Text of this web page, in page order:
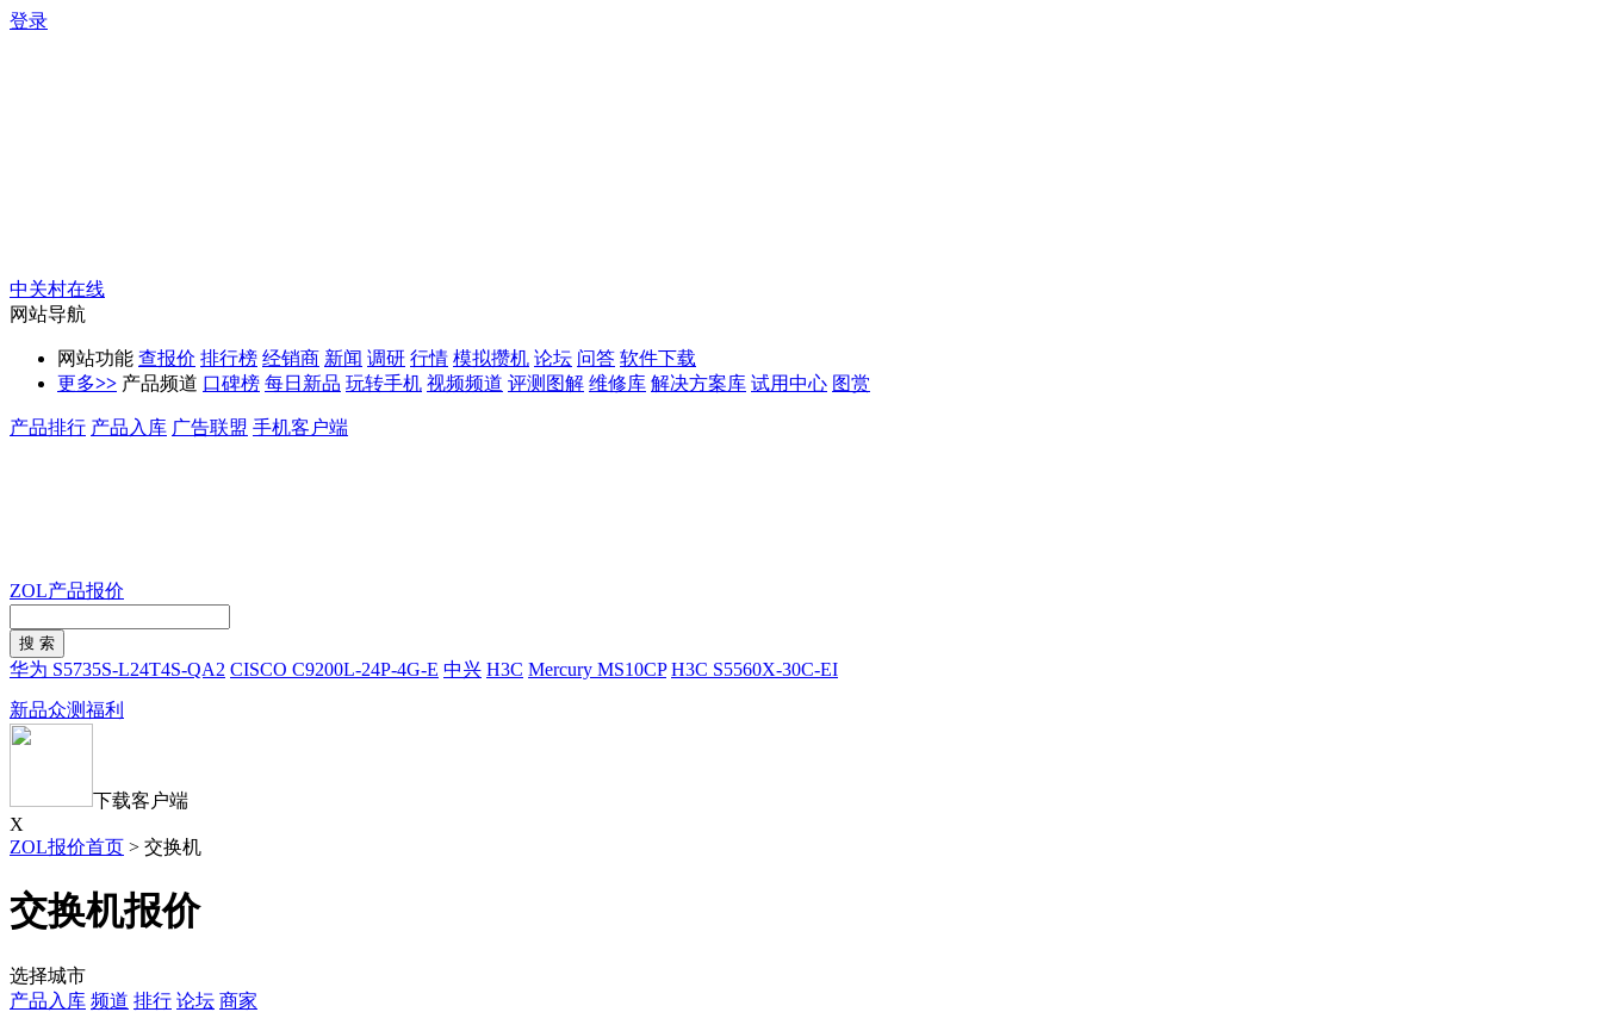
登录
中关村在线
网站导航
网站功能 查报价 排行榜 经销商 新闻 调研 行情 模拟攒机 论坛 问答 软件下载
更多>> 产品频道 口碑榜 每日新品 玩转手机 视频频道 评测图解 维修库 解决方案库 试用中心 图赏
产品排行 产品入库 广告联盟 手机客户端
ZOL产品报价
华为 S5735S-L24T4S-QA2 CISCO C9200L-24P-4G-E 中兴 H3C Mercury MS10CP H3C S5560X-30C-EI
新品众测福利
下载客户端
X
ZOL报价首页 > 交换机
交换机报价
选择城市
产品入库 频道 排行 论坛 商家